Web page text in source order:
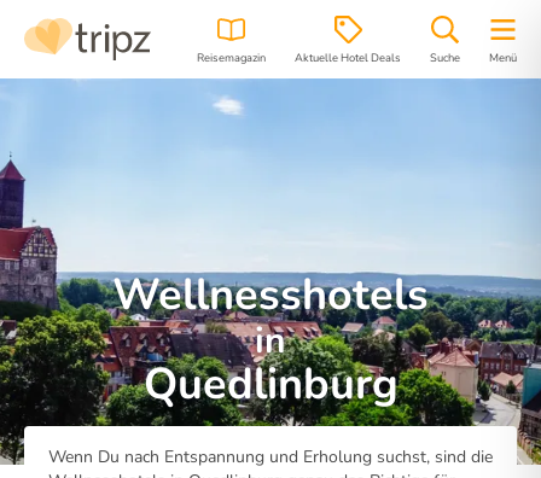
Reisemagazin Aktuelle Hotel Deals Suche Menü
Wellnesshotels
in
Quedlinburg
Wenn Du nach Entspannung und Erholung suchst, sind die